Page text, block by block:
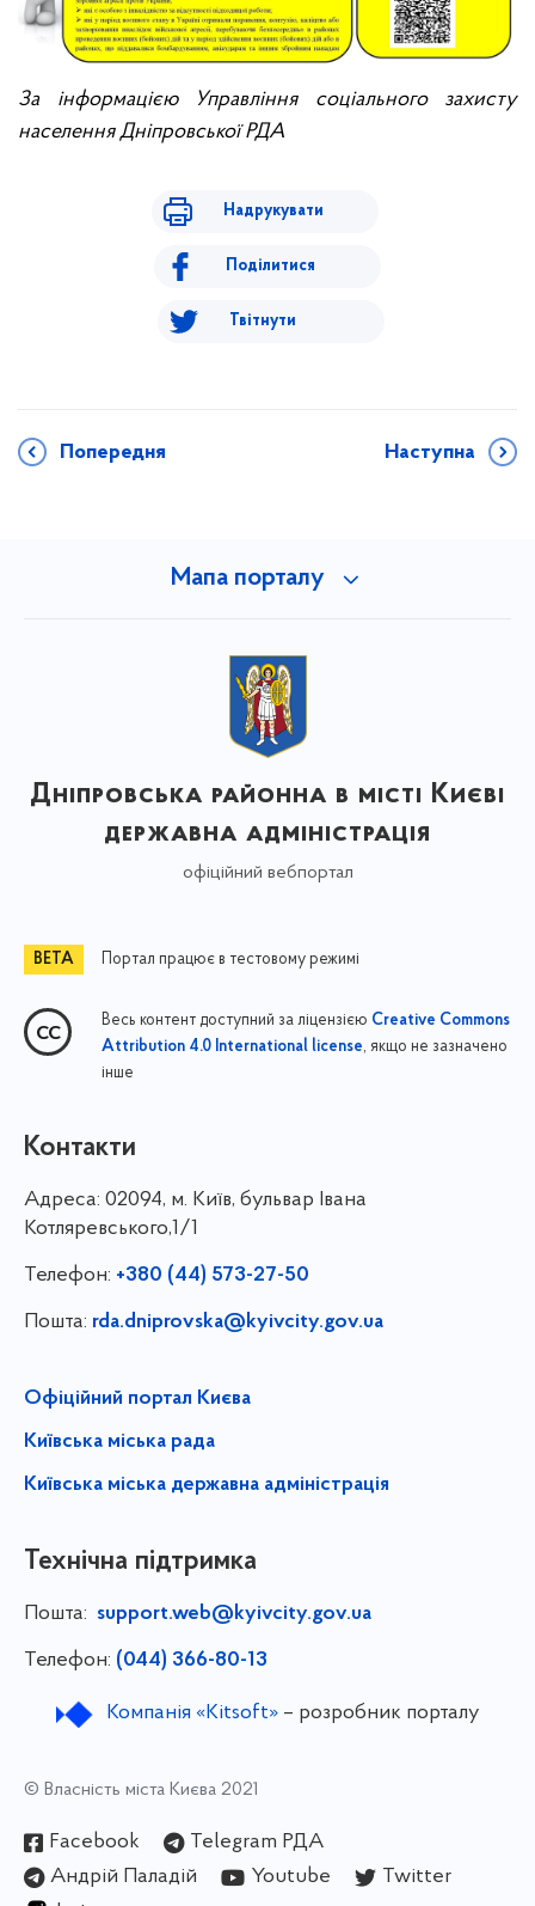
За інформацією Управління соціального захисту
населення Дніпровської РДА
Надрукувати
Поділитися
Твітнути
Попередня Наступна
Мапа порталу
Дніпровська районна в місті Києві
державна адміністрація
офіційний вебпортал
Портал працює в тестовому режимі
Весь контент доступний за ліцензією Creative Commons
Attribution 4.0 International license, якщо не зазначено
інше
Контакти
Адреса: 02094, м. Київ, бульвар Івана
Котляревського,1/1
Телефон: +380 (44) 573-27-50
Пошта: rda.dniprovska@kyivcity.gov.ua
Офіційний портал Києва
Київська міська рада
Київська міська державна адміністрація
Технічна підтримка
Пошта: support.web@kyivcity.gov.ua
Телефон: (044) 366-80-13
Компанія «Kitsoft»– розробник порталу
© Власність міста Києва 2021
Facebook
Telegram РДА
Андрій Паладій
Youtube
Twitter